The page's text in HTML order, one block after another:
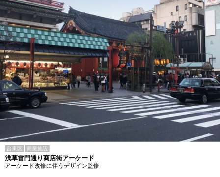
台東区 商業施設
浅草雷門通り商店街アーケード
アーケード改修に伴うデザイン監修